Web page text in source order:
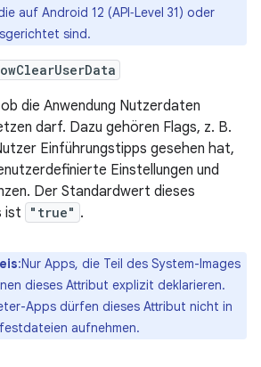
auf Android 12 (API‑Level 31) oder
sind.
die Anwendung Nutzerdaten
darf. Dazu gehören Flags, z. B.
Einführungstipps gesehen hat,
Einstellungen und
Der Standardwert dieses
ist
"true" .
:Nur Apps, die Teil des System-Images
dieses Attribut explizit deklarieren.
Apps dürfen dieses Attribut nicht in
aufnehmen.